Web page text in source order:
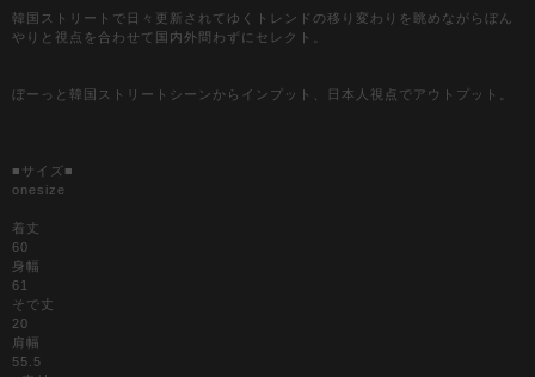
韓国ストリートで日々更新されてゆくトレンドの移り変わりを眺めながらぼん
やりと視点を合わせて国内外問わずにセレクト。
ぼーっと韓国ストリートシーンからインプット、日本人視点でアウトプット。
■サイズ■
onesize
着丈
60
身幅
61
そで丈
20
肩幅
55.5